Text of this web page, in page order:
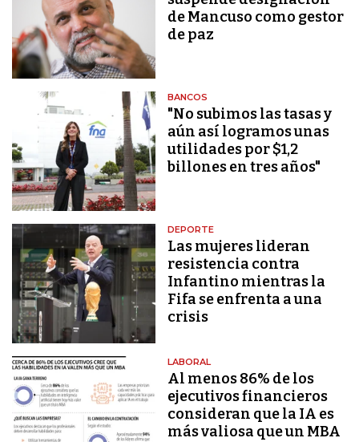
de Mancuso como gestor
de paz
BANCOS
"No subimos las tasas y
aún así logramos unas
utilidades por $1,2
billones en tres años"
DEPORTE
Las mujeres lideran
resistencia contra
Infantino mientras la
Fifa se enfrenta a una
crisis
LABORAL
Al menos 86% de los
ejecutivos financieros
consideran que la IA es
más valiosa que un MBA